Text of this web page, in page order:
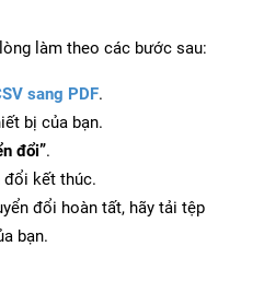
làm theo các bước sau:
sang PDF.
bị của bạn.
đổi”.
đổi kết thúc.
đổi hoàn tất, hãy tải tệp
bạn.